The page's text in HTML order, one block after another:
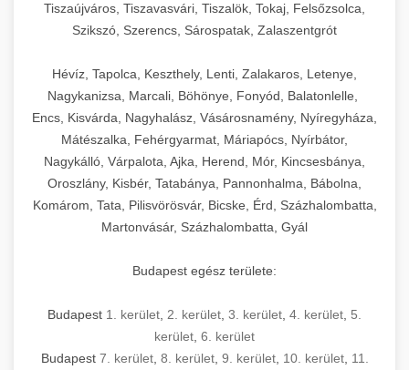
Tiszaújváros, Tiszavasvári, Tiszalök, Tokaj, Felsőzsolca,
Szikszó, Szerencs, Sárospatak, Zalaszentgrót
Hévíz, Tapolca, Keszthely, Lenti, Zalakaros, Letenye,
Nagykanizsa, Marcali, Böhönye, Fonyód, Balatonlelle,
Encs, Kisvárda, Nagyhalász, Vásárosnamény, Nyíregyháza,
Mátészalka, Fehérgyarmat, Máriapócs, Nyírbátor,
Nagykálló, Várpalota, Ajka, Herend, Mór, Kincsesbánya,
Oroszlány, Kisbér, Tatabánya, Pannonhalma, Bábolna,
Komárom, Tata, Pilisvörösvár, Bicske, Érd, Százhalombatta,
Martonvásár, Százhalombatta, Gyál
Budapest egész területe:
Budapest 1. kerület 2. kerület 3. kerület 4. kerület 5.
kerület 6. kerület
Budapest 7. kerület, 8. kerület, 9. kerület, 10. kerület, 11.